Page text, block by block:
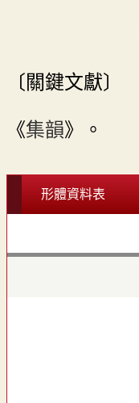
〔關鍵文獻〕
《集韻》。
形體資料表